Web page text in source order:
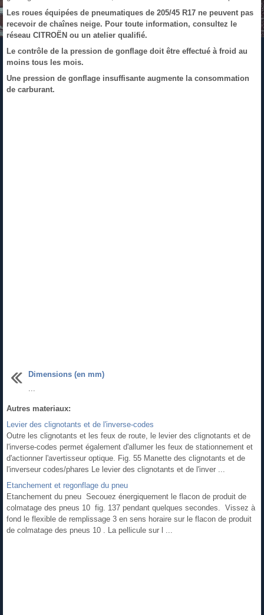
Les roues équipées de pneumatiques de 205/45 R17 ne peuvent pas
recevoir de chaînes neige. Pour toute information, consultez le
réseau CITROËN ou un atelier qualifié.
Le contrôle de la pression de gonflage doit être effectué à froid au
moins tous les mois.
Une pression de gonflage insuffisante augmente la consommation
de carburant.
Dimensions (en mm)
...
Autres materiaux:
Levier des clignotants et de l'inverse-codes
Outre les clignotants et les feux de route, le levier des clignotants et de
l'inverse-codes permet également d'allumer les feux de stationnement et
d'actionner l'avertisseur optique. Fig. 55 Manette des clignotants et de
l'inverseur codes/phares Le levier des clignotants et de l'inver ...
Etanchement et regonflage du pneu
Etanchement du pneu Secouez énergiquement le flacon de produit de
colmatage des pneus 10 fig. 137 pendant quelques secondes. Vissez à
fond le flexible de remplissage 3 en sens horaire sur le flacon de produit
de colmatage des pneus 10 . La pellicule sur l ...